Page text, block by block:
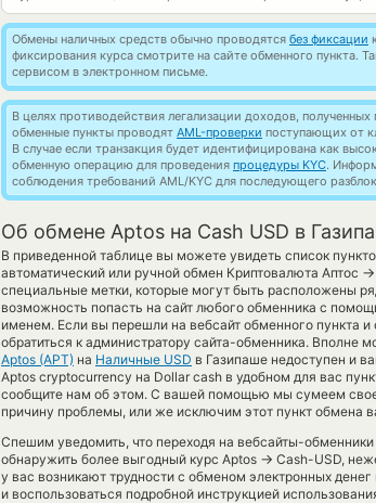
Обмены наличных средств обычно проводятся без фиксации
фиксирования курса смотрите на сайте обменного пункта.
сервисом в электронном письме.
В целях противодействия легализации доходов,
обменные пункты проводят AML-проверки поступающих от
В случае если транзакция будет идентифицирована как
обменную операцию для проведения процедуры KYC.
соблюдения требований AML/KYC для последующего
Об обмене Aptos на Cash USD в
В приведенной таблице вы можете увидеть список
автоматический или ручной обмен Криптовалюта Аптос →
специальные метки, которые могут быть расположены
возможность попасть на сайт любого обменника с
именем. Если вы перешли на вебсайт обменного пункта
обратиться к администратору сайта-обменника. Вполне
Aptos (APT) на Наличные USD в Газипаше недоступен и
Aptos cryptocurrency на Dollar cash в удобном для вас
сообщите нам об этом. С вашей помощью мы сумеем
причину проблемы, или же исключим этот пункт обмена
Спешим уведомить, что переходя на вебсайты-
обнаружить более выгодный курс Aptos → Cash-USD,
у вас возникают трудности с обменом электронных
и воспользоваться подробной инструкцией